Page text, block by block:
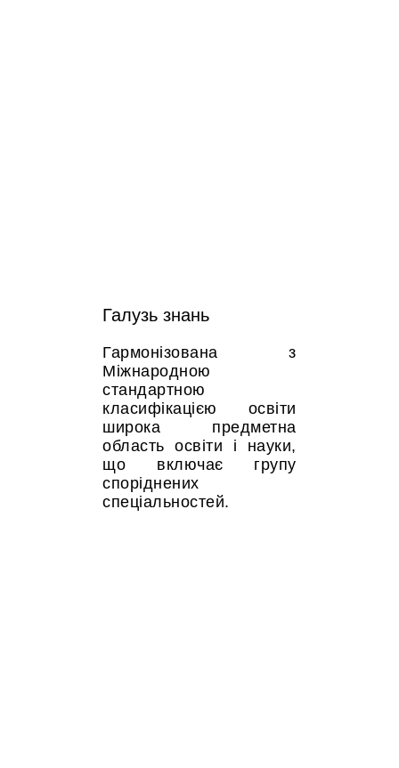
Галузь знань
Гармонізована з
Міжнародною
стандартною
класифікацією освіти
широка предметна
область освіти і науки,
що включає групу
споріднених
спеціальностей.